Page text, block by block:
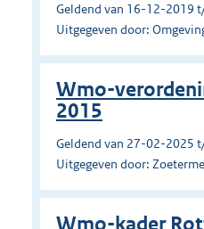
Geldend van 16-12-2019
Uitgegeven door:
Wmo-
2015
Geldend van 27-02-2025
Uitgegeven door: